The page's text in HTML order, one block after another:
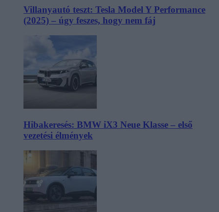
Villanyautó teszt: Tesla Model Y Performance
(2025) – úgy feszes, hogy nem fáj
Hibakeresés: BMW iX3 Neue Klasse – első
vezetési élmények